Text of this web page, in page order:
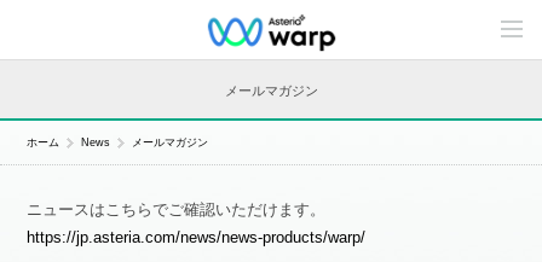
C
n
n
メールマガジン
ホーム News メールマガジン
ニュースはこちらでご確認いただけます。
https://jp.asteria.com/news/news-products/warp/